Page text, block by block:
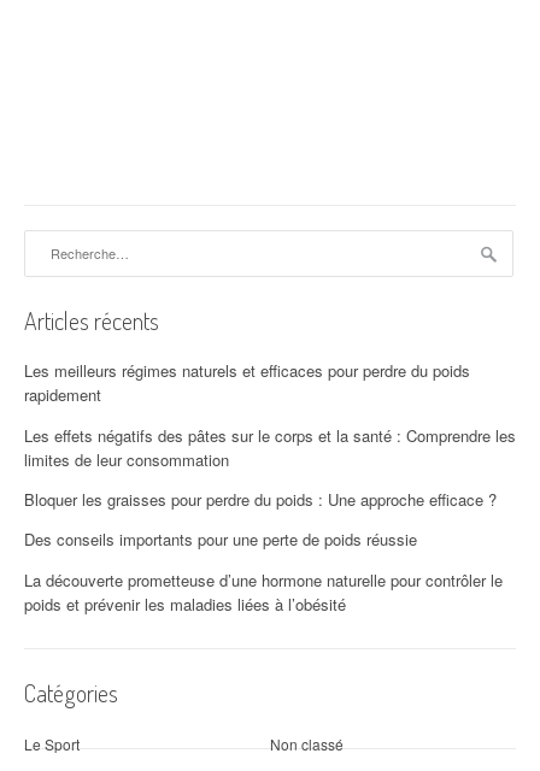
Articles récents
Les meilleurs régimes naturels et efficaces pour perdre du poids
rapidement
Les effets négatifs des pâtes sur le corps et la santé : Comprendre les
limites de leur consommation
Bloquer les graisses pour perdre du poids : Une approche efficace ?
Des conseils importants pour une perte de poids réussie
La découverte prometteuse d’une hormone naturelle pour contrôler le
poids et prévenir les maladies liées à l’obésité
Catégories
Le Sport
Non classé